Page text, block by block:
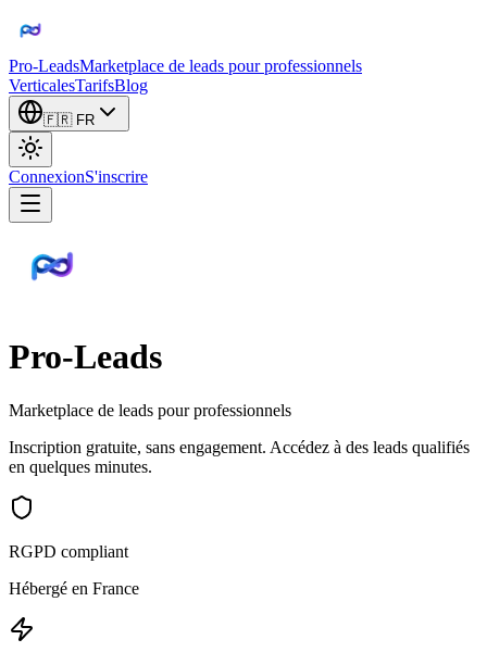
Pro-LeadsMarketplace de leads pour professionnels
VerticalesTarifsBlog
🇫🇷 FR
ConnexionS'inscrire
Pro-Leads
Marketplace de leads pour professionnels
Inscription gratuite, sans engagement. Accédez à des leads qualifiés
en quelques minutes.
RGPD compliant
Hébergé en France